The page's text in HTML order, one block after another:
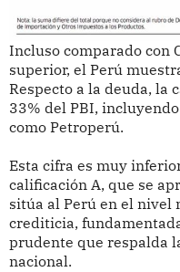
Incluso comparado con
superior, el Perú
Respecto a la deuda, la
33% del PBI,
como Petroperú.
Esta cifra es muy
calificación A, que se
sitúa al Perú en el nivel
crediticia,
prudente que respalda
nacional.